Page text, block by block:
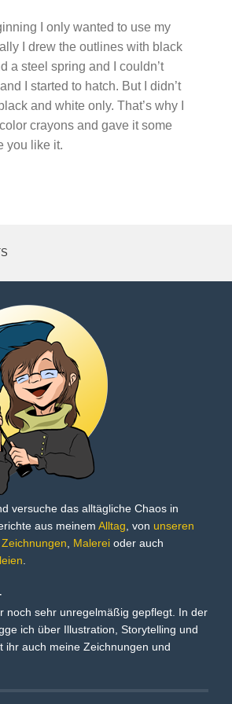
I only wanted to use my
I drew the outlines with black
a steel spring and I couldn’t
I started to hatch. But I didn’t
and white only. That’s why I
crayons and gave it some
you like it.
versuche das alltägliche Chaos in
aus meinem Alltag , von unseren
Zeichnungen Malerei oder auch
noch sehr unregelmäßig gepflegt. In der
ich über Illustration, Storytelling und
ihr auch meine Zeichnungen und